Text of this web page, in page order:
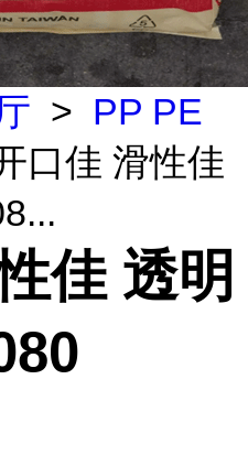
> PP PE
口佳 滑性佳
佳 透明